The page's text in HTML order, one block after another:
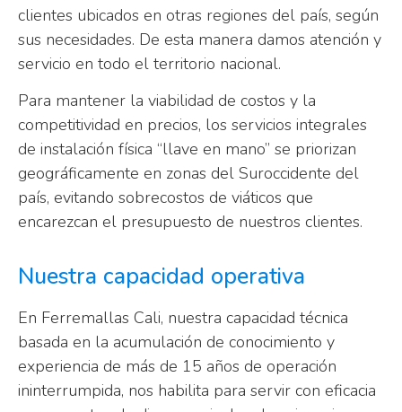
clientes ubicados en otras regiones del país, según
sus necesidades. De esta manera damos atención y
servicio en todo el territorio nacional.
Para mantener la viabilidad de costos y la
competitividad en precios, los servicios integrales
de instalación física “llave en mano” se priorizan
geográficamente en zonas del Suroccidente del
país, evitando sobrecostos de viáticos que
encarezcan el presupuesto de nuestros clientes.
Nuestra capacidad operativa
En Ferremallas Cali, nuestra capacidad técnica
basada en la acumulación de conocimiento y
experiencia de más de 15 años de operación
ininterrumpida, nos habilita para servir con eficacia